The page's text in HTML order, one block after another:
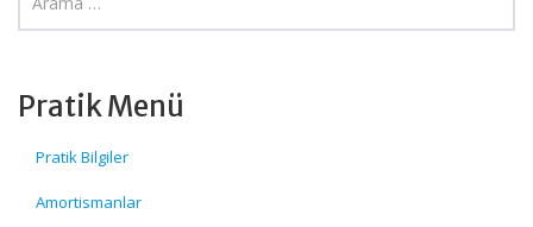
Pratik Menü
Pratik Bilgiler
Amortismanlar